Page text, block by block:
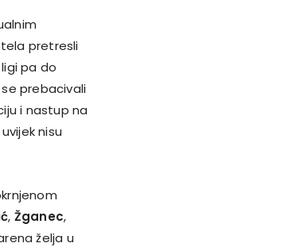
pretresli
pa do
prebacivali
i nastup na
nisu
, Žganec,
želja u